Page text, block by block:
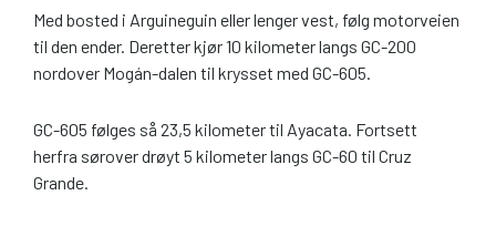
Med bosted i Arguineguin eller lenger vest, følg motorveien
til den ender. Deretter kjør 10 kilometer langs GC-200
nordover Mogán-dalen til krysset med GC-605.
GC-605 følges så 23,5 kilometer til Ayacata. Fortsett
herfra sørover drøyt 5 kilometer langs GC-60 til Cruz
Grande.